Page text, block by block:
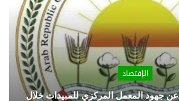
الإقتصاد
جهود المعمل المركزي للمبيدات خلال